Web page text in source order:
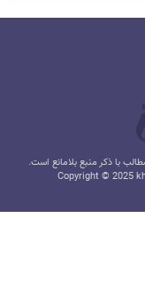
با ذکر منبع بلامانع است.
Copyright © 2025